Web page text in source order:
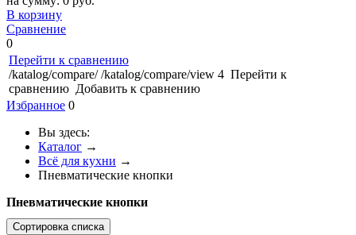
В корзину
Сравнение
0
Перейти к сравнению
/katalog/compare/ /katalog/compare/view 4 Перейти к
сравнению Добавить к сравнению
Избранное 0
Вы здесь:
Каталог →
Всё для кухни →
Пневматические кнопки
Пневматические кнопки
Сортировка списка